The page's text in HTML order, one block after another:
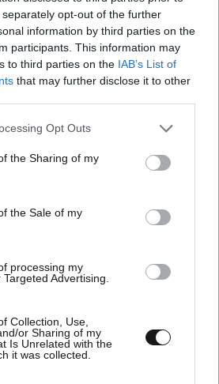
opt-out of the further
information by third parties on the
participants. This information may
to third parties on the IAB’s List of
that may further disclose it to other
app uses one or more Google
usage behaviour. You may click to
Google and its third-party tags to
specified purposes in below Google
Opt Outs
the Sharing of my
the Sale of my
processing my
Advertising.
Collection, Use,
or Sharing of my
Is Unrelated with the
it was collected.
«Ο πανικός τη σκότωσε»
για τη 42χρονη Ολλανδή
να σώσει τη φίλη